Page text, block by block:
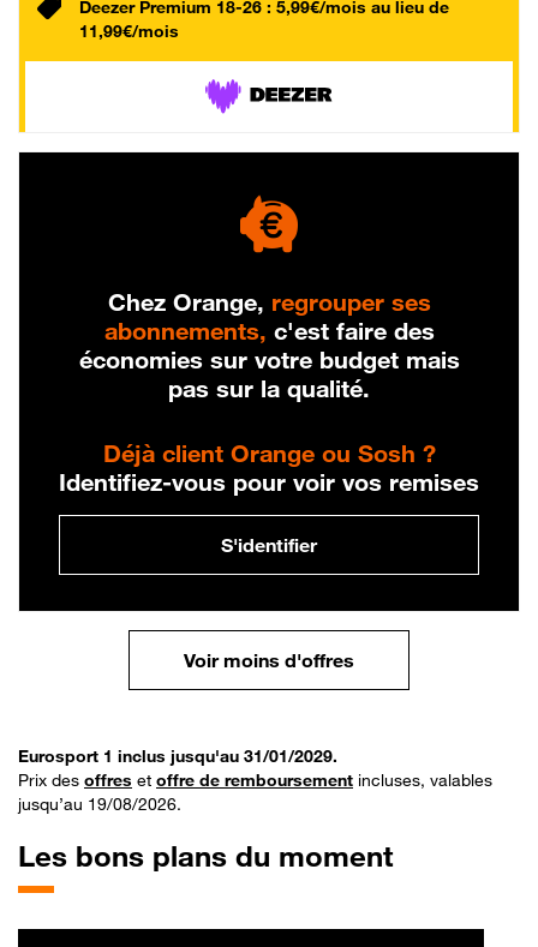
Deezer Premium 18-26 : 5,99€/mois au lieu de
11,99€/mois
Chez Orange, regrouper ses
abonnements, c'est faire des
économies sur votre budget mais
pas sur la qualité.
Déjà client Orange ou Sosh ?
Identifiez-vous pour voir vos remises
S'identifier
Voir moins d'offres
Eurosport 1 inclus jusqu'au 31/01/2029.
Prix des offres et offre de remboursement incluses, valables
jusqu’au 19/08/2026.
Les bons plans du moment